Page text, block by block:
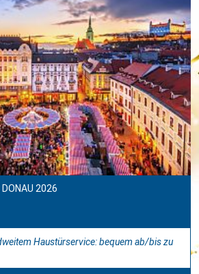
DONAU 2026
Haustürservice: bequem ab/bis zu